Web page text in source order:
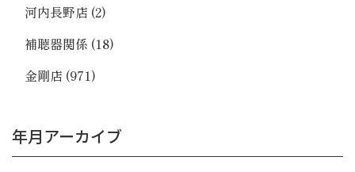
河内長野店 (2)
補聴器関係 (18)
金剛店 (971)
年月アーカイブ